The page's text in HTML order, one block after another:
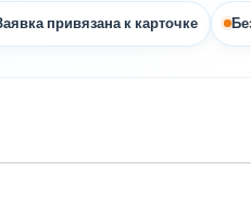
привязана к карточке